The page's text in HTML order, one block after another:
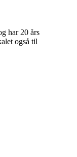
har 20 års
også til